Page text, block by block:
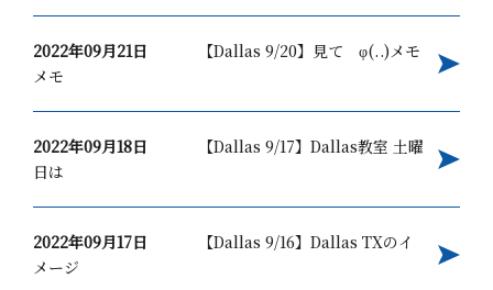
2022年09月21日
【Dallas 9/20】見て φ(..)メモ
メモ
2022年09月18日
【Dallas 9/17】Dallas教室 土曜
日は
2022年09月17日
【Dallas 9/16】Dallas TXのイ
メージ